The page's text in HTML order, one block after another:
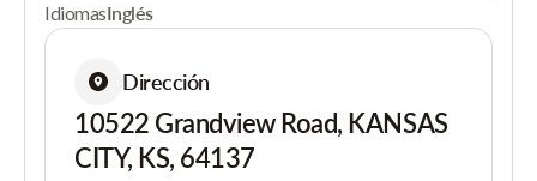
IdiomasInglés
Dirección
10522 Grandview Road, KANSAS
CITY, KS, 64137